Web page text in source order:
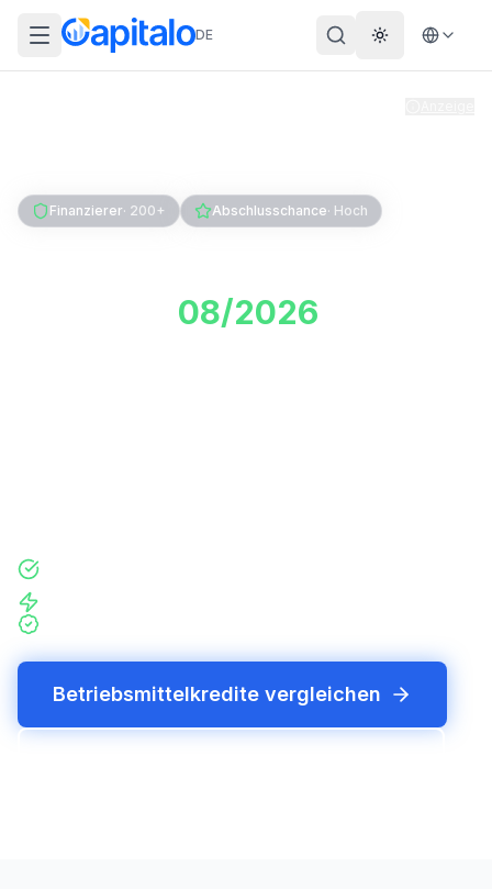
DE Theme
Finanzierer· 200+ Abschlusschance· Hoch
08/2026
Betriebsmittelkredite vergleichen